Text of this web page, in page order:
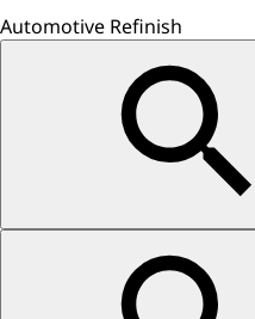
Automotive Refinish